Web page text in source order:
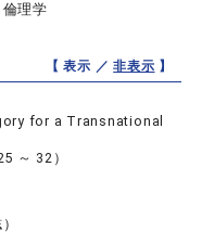
理学
【 表示 ／非表示 】
for a Transnational
～ 32）